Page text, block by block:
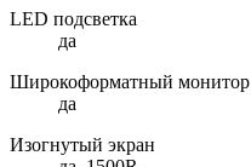
LED подсветка
да
Широкоформатный монитор
да
Изогнутый экран